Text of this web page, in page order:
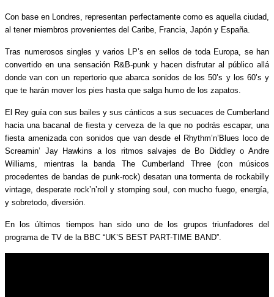
Con base en Londres, representan perfectamente como es aquella ciudad,
al tener miembros provenientes del Caribe, Francia, Japón y España.
Tras numerosos singles y varios LP’s en sellos de toda Europa, se han
convertido en una sensación R&B-punk y hacen disfrutar al público allá
donde van con un repertorio que abarca sonidos de los 50’s y los 60’s y
que te harán mover los pies hasta que salga humo de los zapatos.
El Rey guía con sus bailes y sus cánticos a sus secuaces de Cumberland
hacia una bacanal de fiesta y cerveza de la que no podrás escapar, una
fiesta amenizada con sonidos que van desde el Rhythm’n’Blues loco de
Screamin’ Jay Hawkins a los ritmos salvajes de Bo Diddley o Andre
Williams, mientras la banda The Cumberland Three (con músicos
procedentes de bandas de punk-rock) desatan una tormenta de rockabilly
vintage, desperate rock’n’roll y stomping soul, con mucho fuego, energía,
y sobretodo, diversión.
En los últimos tiempos han sido uno de los grupos triunfadores del
programa de TV de la BBC “UK’S BEST PART-TIME BAND”.